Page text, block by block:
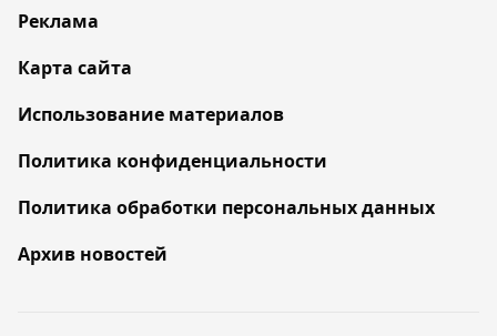
Реклама
Карта сайта
Использование материалов
Политика конфиденциальности
Политика обработки персональных данных
Архив новостей